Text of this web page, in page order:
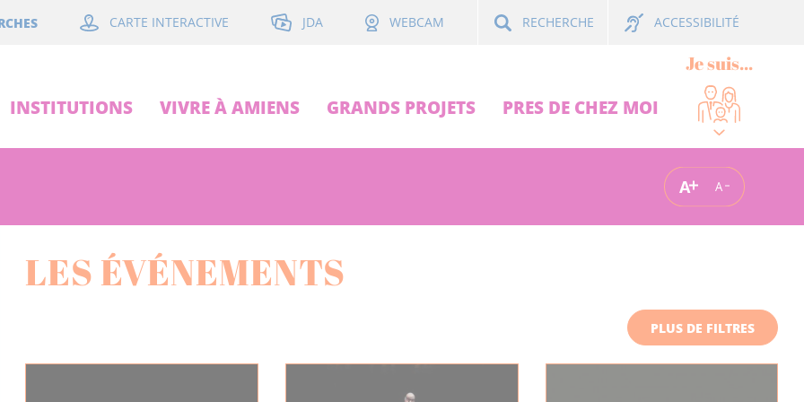
CARTE INTERACTIVE JDA WEBCAM RECHERCHE ACCESSIBILITÉ
INSTITUTIONS VIVRE À AMIENS GRANDS PROJETS PRES DE CHEZ MOI
Je suis...
A A
LES ÉVÉNEMENTS
PLUS DE FILTRES